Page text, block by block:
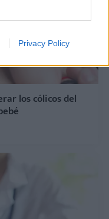
Privacy Policy
los cólicos del